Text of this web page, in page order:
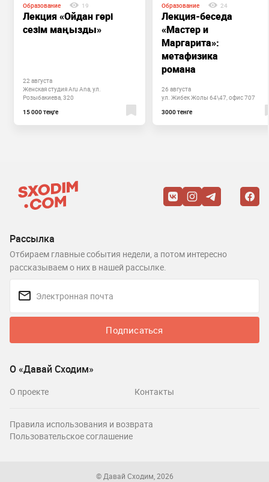
Образование 19
Лекция «Ойдан гөрі
сезім маңызды»
22 августа
Женская студия Aru Ana, ул.
Розыбакиева, 320
15 000 теңге
Образование 24
Лекция-беседа
«Мастер и
Маргарита»:
метафизика
романа
26 августа
ул. Жибек Жолы 64\47, офис 707
3000 тенге
Рассылка
Отбираем главные события недели, а потом интересно
рассказываем о них в нашей рассылке.
Подписаться
О «Давай Сходим»
О проекте Контакты
Правила использования и возврата
Пользовательское соглашение
© Давай Сходим, 2026